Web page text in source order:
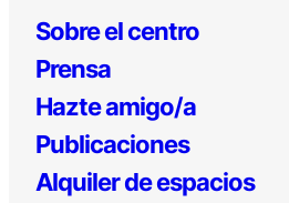
Sobre el centro
Prensa
Hazte amigo/a
Publicaciones
Alquiler de espacios